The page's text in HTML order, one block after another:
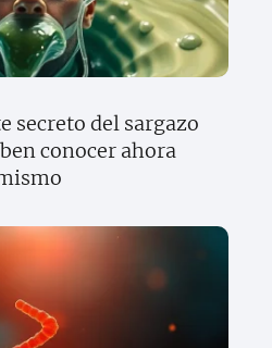
secreto del sargazo
conocer ahora